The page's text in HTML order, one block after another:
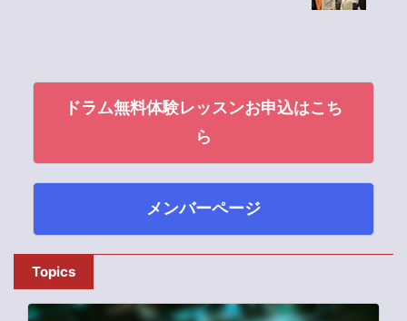
ドラム無料体験レッスンお申込はこち
ら
メンバーページ
Topics